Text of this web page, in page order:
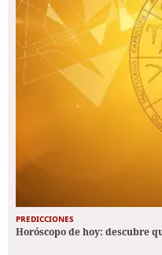
PREDICCIONES
Horóscopo de hoy: descubre